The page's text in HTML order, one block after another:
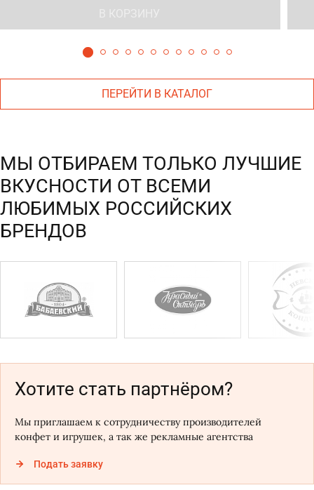
ПЕРЕЙТИ В КАТАЛОГ
МЫ ОТБИРАЕМ ТОЛЬКО ЛУЧШИЕ
ВКУСНОСТИ ОТ ВСЕМИ
ЛЮБИМЫХ РОССИЙСКИХ
БРЕНДОВ
Хотите стать партнёром?
Мы приглашаем к сотрудничеству производителей
конфет и игрушек, а так же рекламные агентства
Подать заявку